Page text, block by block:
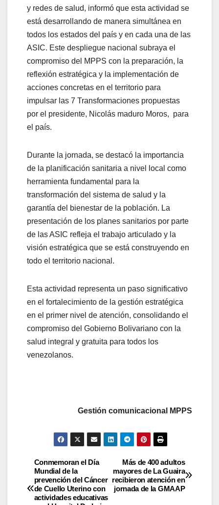
y redes de salud, informó que esta actividad se
está desarrollando de manera simultánea en
todos los estados del país y en cada una de las
ASIC. Este despliegue nacional subraya el
compromiso del MPPS con la preparación, la
reflexión estratégica y la implementación de
acciones concretas en el territorio para
impulsar las 7 Transformaciones propuestas
por el presidente, Nicolás maduro Moros, para
el país.
Durante la jornada, se destacó la importancia
de la planificación sanitaria a nivel local como
herramienta fundamental para la
transformación del sistema de salud y la
garantía del bienestar de la población. La
presentación de los planes sanitarios por parte
de las ASIC refleja el trabajo articulado y la
visión estratégica que se está construyendo en
todo el territorio nacional.
Esta actividad representa un paso significativo
en el fortalecimiento de la gestión estratégica
en el primer nivel de atención, consolidando el
compromiso del Gobierno Bolivariano con la
salud integral y gratuita para todos los
venezolanos.
Gestión comunicacional MPPS
Más de 400 adultos
mayores de La Guaira
recibieron atención en
jornada de la GMAAP
Conmemoran el Día
Mundial de la
prevención del Cáncer
de Cuello Uterino con
actividades educativas